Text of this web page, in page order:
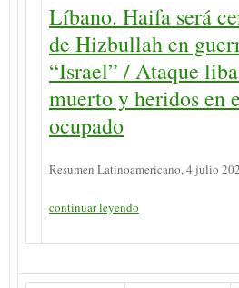
Líbano. Haifa será
de Hizbullah en
“Israel” / Ataque
muerto y heridos en
ocupado
Resumen Latinoamericano, 4 julio
continuar leyendo